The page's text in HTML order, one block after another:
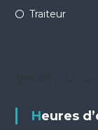
Traiteur
Heures